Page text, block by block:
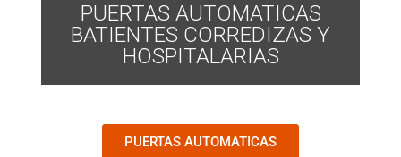
PUERTAS AUTOMATICAS
BATIENTES CORREDIZAS Y
HOSPITALARIAS
PUERTAS AUTOMATICAS